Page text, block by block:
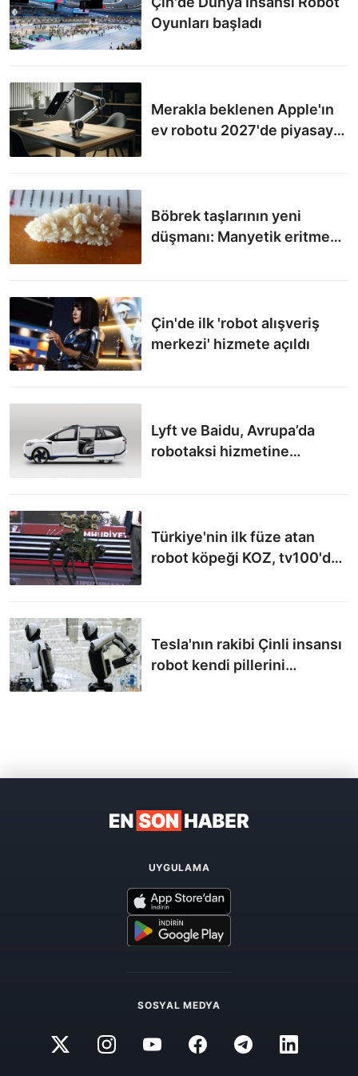
Oyunları başladı
Merakla beklenen Apple'ın
ev robotu 2027'de piyasaya
Böbrek taşlarının yeni
düşmanı: Manyetik eritme
Çin'de ilk 'robot alışveriş
merkezi' hizmete açıldı
Lyft ve Baidu, Avrupa’da
robotaksi hizmetine
Türkiye'nin ilk füze atan
robot köpeği KOZ, tv100'de
Tesla'nın rakibi Çinli insansı
robot kendi pillerini
UYGULAMA
SOSYAL MEDYA